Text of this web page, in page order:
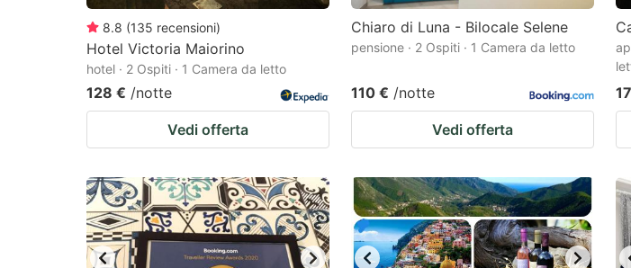
8.8 (135 recensioni)
Hotel Victoria Maiorino
hotel · 2 Ospiti · 1 Camera da letto
128 € /notte
Vedi offerta
Chiaro di Luna - Bilocale Selene
pensione · 2 Ospiti · 1 Camera da letto
110 € /notte
Vedi offerta